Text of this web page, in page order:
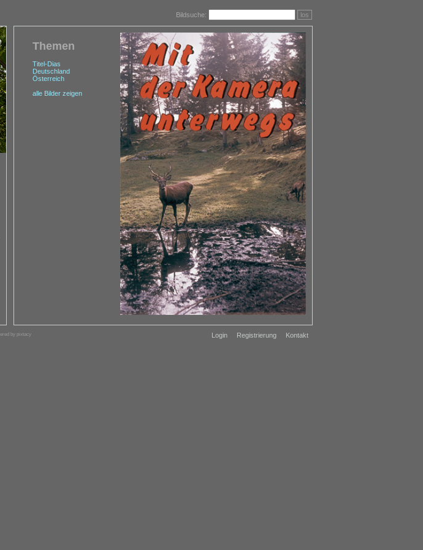
Bildsuche: los
by pixtacy Login Registrierung Kontakt
Themen
Titel-Dias
Deutschland
Österreich
alle Bilder zeigen